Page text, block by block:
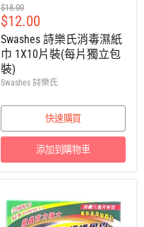
建
議
零
售
價
$18.00
售
價
$12.00
Swashes 詩樂氏消毒濕紙
巾 1X10片裝(每片獨立包
裝)
Swashes 詩樂氏
快速購買
添加到購物車